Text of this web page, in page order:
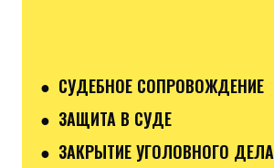
● СУДЕБНОЕ СОПРОВОЖДЕНИЕ
● ЗАЩИТА В СУДЕ
● ЗАКРЫТИЕ УГОЛОВНОГО ДЕЛА